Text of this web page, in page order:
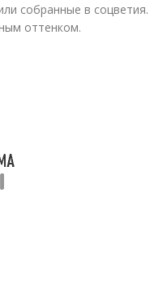
собранные в соцветия.
оттенком.